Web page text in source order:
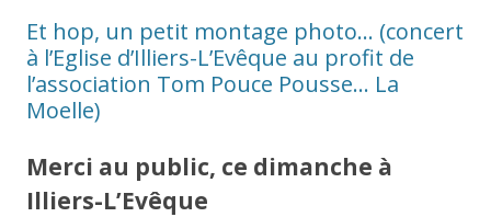
Et hop, un petit montage photo… (concert
à l’Eglise d’Illiers-L’Evêque au profit de
l’association Tom Pouce Pousse… La
Moelle)
Merci au public, ce dimanche à
Illiers-L’Evêque